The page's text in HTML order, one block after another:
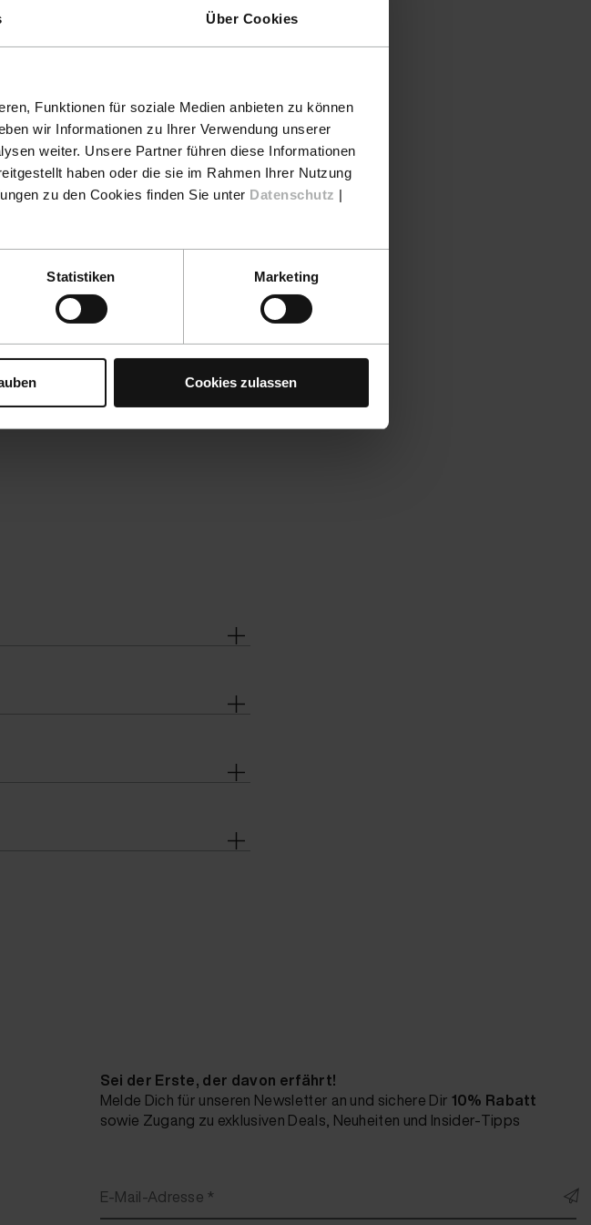
Über Cookies
Funktionen für soziale Medien anbieten zu können
wir Informationen zu Ihrer Verwendung unserer
weiter. Unsere Partner führen diese Informationen
haben oder die sie im Rahmen Ihrer Nutzung
zu den Cookies finden Sie unter Datenschutz |
Statistiken Marketing
Cookies zulassen
Sei der Erste, der davon erfährt!
Melde Dich für unseren Newsletter an und sichere Dir 10% Rabatt
sowie Zugang zu exklusiven Deals, Neuheiten und Insider-Tipps
E-Mail-Adresse *